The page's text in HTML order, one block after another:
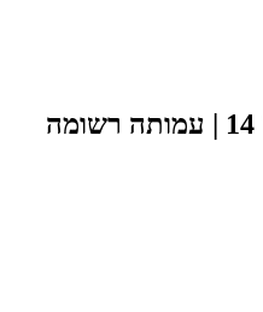
לשכת הגליל הגדולה מס' 14 | עמותה רשומה